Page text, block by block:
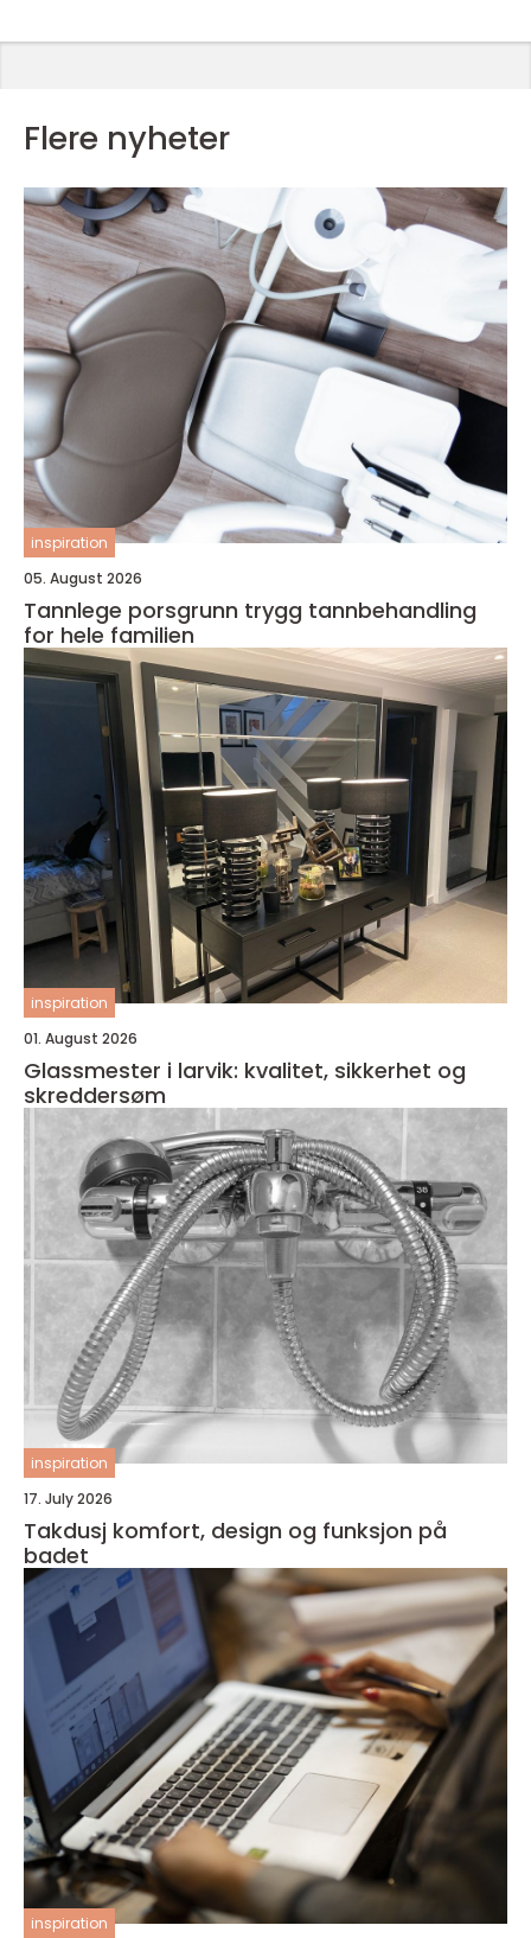
Flere nyheter
inspiration
05. August 2026
Tannlege porsgrunn trygg tannbehandling
for hele familien
inspiration
01. August 2026
Glassmester i larvik: kvalitet, sikkerhet og
skreddersøm
inspiration
17. July 2026
Takdusj komfort, design og funksjon på
badet
inspiration